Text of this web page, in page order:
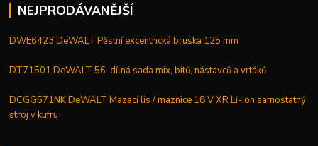
NEJPRODÁVANĚJŠÍ
DWE6423 DeWALT Pěstní excentrická bruska 125 mm
DT71501 DeWALT 56-dílná sada mix, bitů, nástavců a vrtáků
DCGG571NK DeWALT Mazací lis / maznice 18 V XR Li-Ion samostatný
stroj v kufru